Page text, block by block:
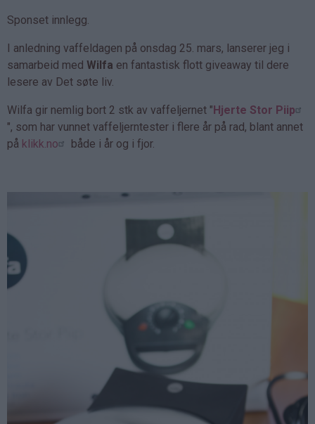
Sponset innlegg.
I anledning vaffeldagen på onsdag 25. mars, lanserer jeg i
samarbeid med Wilfa en fantastisk flott giveaway til dere
lesere av Det søte liv.
Wilfa gir nemlig bort 2 stk av vaffeljernet "Hjerte Stor Piip
", som har vunnet vaffeljerntester i flere år på rad, blant annet
på klikk.no både i år og i fjor.